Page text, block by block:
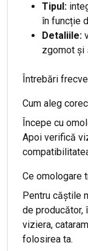
Tipul:
în funcție
Detaliile:
zgomot și
Întrebări
Cum aleg
Începe cu
Apoi verifică
Ce omologare
Pentru căștile
de producător,
viziera,
folosirea ta.